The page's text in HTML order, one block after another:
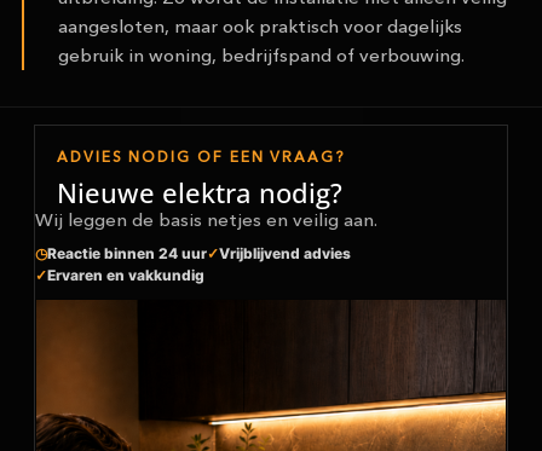
aangesloten, maar ook praktisch voor dagelijks
gebruik in woning, bedrijfspand of verbouwing.
ADVIES NODIG OF EEN VRAAG?
Nieuwe elektra nodig?
Wij leggen de basis netjes en veilig aan.
Reactie binnen 24 uur
Vrijblijvend advies
Ervaren en vakkundig